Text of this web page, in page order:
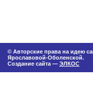
© Авторские права на идею
Ярославовой-Оболенской.
Создание сайта — ЭЛКОС